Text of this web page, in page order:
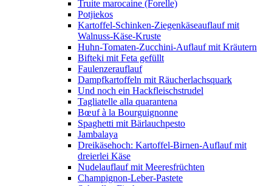
Truite marocaine (Forelle)
Potjiekos
Kartoffel-Schinken-Ziegenkäseauflauf mit
Walnuss-Käse-Kruste
Huhn-Tomaten-Zucchini-Auflauf mit Kräutern
Bifteki mit Feta gefüllt
Faulenzerauflauf
Dampfkartoffeln mit Räucherlachsquark
Und noch ein Hackfleischstrudel
Tagliatelle alla quarantena
Bœuf à la Bourguignonne
Spaghetti mit Bärlauchpesto
Jambalaya
Dreikäsehoch: Kartoffel-Birnen-Auflauf mit
dreierlei Käse
Nudelauflauf mit Meeresfrüchten
Champignon-Leber-Pastete